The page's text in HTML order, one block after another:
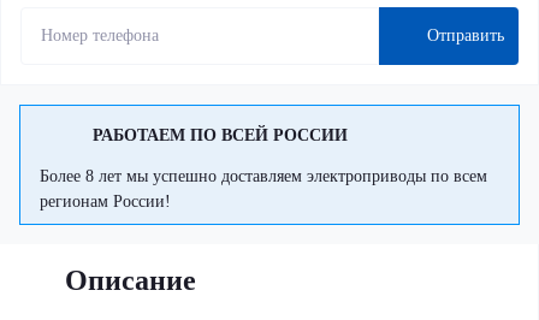
Отправить
Описание
РАБОТАЕМ ПО ВСЕЙ РОССИИ
Более 8 лет мы успешно доставляем электроприводы по всем
регионам России!